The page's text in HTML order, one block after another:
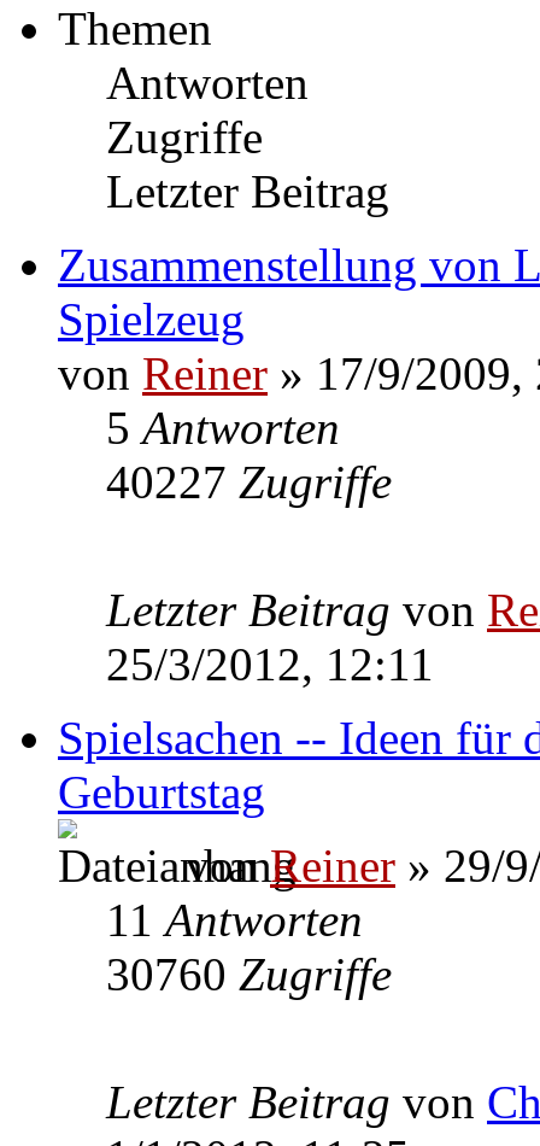
Themen
Antworten
Zugriffe
Letzter Beitrag
Zusammenstellung von
Spielzeug
von Reiner » 17/9/2009,
5Antworten
40227 Zugriffe
Letzter Beitrag von
25/3/2012, 12:11
Spielsachen -- Ideen für
Geburtstag
vonReiner » 29/
11Antworten
30760 Zugriffe
Letzter Beitrag von